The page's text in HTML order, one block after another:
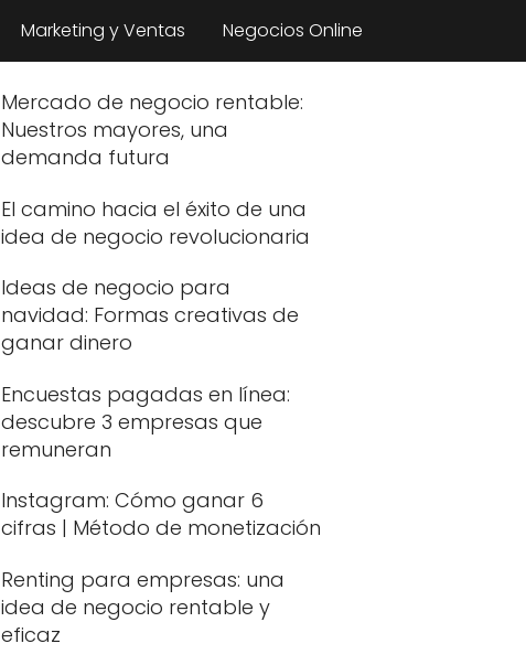
Marketing y Ventas Negocios Online
Mercado de negocio rentable:
Nuestros mayores, una
demanda futura
El camino hacia el éxito de una
idea de negocio revolucionaria
Ideas de negocio para
navidad: Formas creativas de
ganar dinero
Encuestas pagadas en línea:
descubre 3 empresas que
remuneran
Instagram: Cómo ganar 6
cifras | Método de monetización
Renting para empresas: una
idea de negocio rentable y
eficaz